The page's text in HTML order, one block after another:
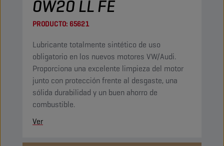
0W20 LL FE
PRODUCTO: 65621
Lubricante totalmente sintético de uso
obligatorio en los nuevos motores VW/Audi.
Proporciona una excelente limpieza del motor
junto con protección frente al desgaste, una
sólida durabilidad y un buen ahorro de
combustible.
Ver